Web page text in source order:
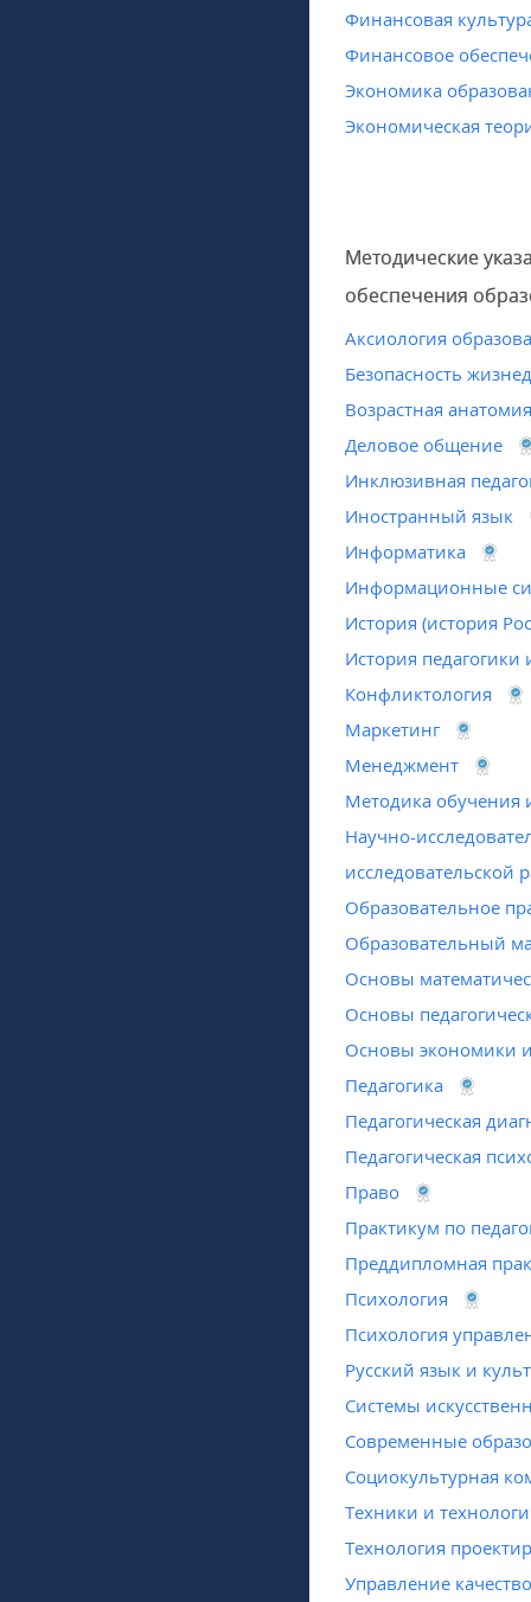
Финансовая
Финансовое
Экономика
Экономическая
Методические
обеспечения
Аксиология
Безопасность
Возрастная
Деловое общение
Инклюзивная
Иностранный язык
Информатика
Информационные
История (история
История
Конфликтология
Маркетинг
Менеджмент
Методика обучения
Научно-
исследовательской
Образовательное
Образовательный
Основы
Основы
Основы экономики
Педагогика
Педагогическая
Педагогическая
Право
Практикум по
Преддипломная
Психология
Психология
Русский язык и
Системы
Современные
Социокультурная
Техники и
Технология
Управление